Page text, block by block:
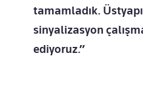
tamamladık.
sinyalizasyon
ediyoruz.”